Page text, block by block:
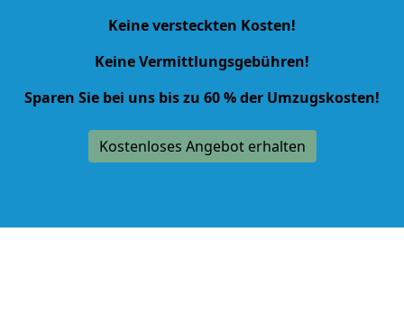
Keine versteckten Kosten!
Keine Vermittlungsgebühren!
Sparen Sie bei uns bis zu 60 % der Umzugskosten!
Kostenloses Angebot erhalten